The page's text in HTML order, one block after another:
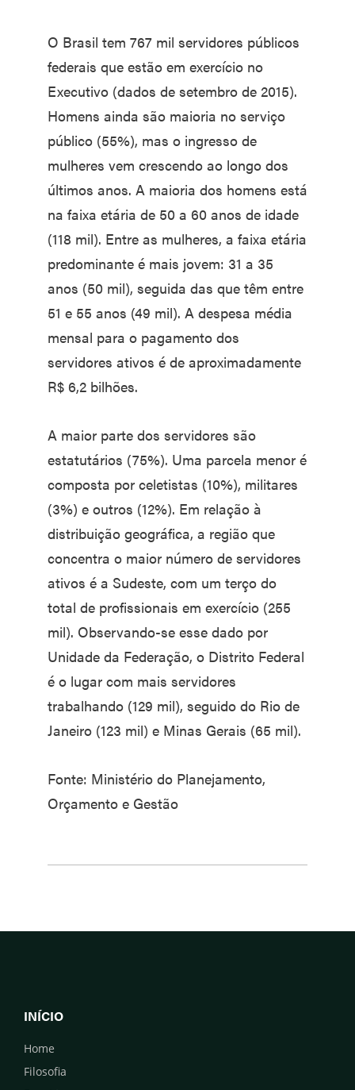
O Brasil tem 767 mil servidores públicos
federais que estão em exercício no
Executivo (dados de setembro de 2015).
Homens ainda são maioria no serviço
público (55%), mas o ingresso de
mulheres vem crescendo ao longo dos
últimos anos. A maioria dos homens está
na faixa etária de 50 a 60 anos de idade
(118 mil). Entre as mulheres, a faixa etária
predominante é mais jovem: 31 a 35
anos (50 mil), seguida das que têm entre
51 e 55 anos (49 mil). A despesa média
mensal para o pagamento dos
servidores ativos é de aproximadamente
R$ 6,2 bilhões.
A maior parte dos servidores são
estatutários (75%). Uma parcela menor é
composta por celetistas (10%), militares
(3%) e outros (12%). Em relação à
distribuição geográfica, a região que
concentra o maior número de servidores
ativos é a Sudeste, com um terço do
total de profissionais em exercício (255
mil). Observando-se esse dado por
Unidade da Federação, o Distrito Federal
é o lugar com mais servidores
trabalhando (129 mil), seguido do Rio de
Janeiro (123 mil) e Minas Gerais (65 mil).
Fonte: Ministério do Planejamento,
Orçamento e Gestão
INÍCIO
Home
Filosofia